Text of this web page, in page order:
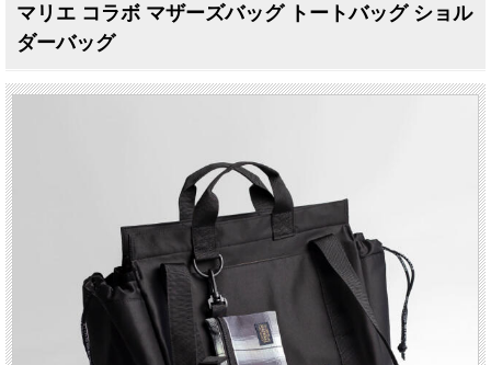
マリエ コラボ マザーズバッグ トートバッグ ショル
ダーバッグ